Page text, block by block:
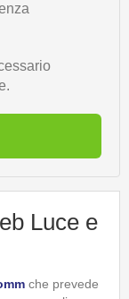
Luce e
che prevede